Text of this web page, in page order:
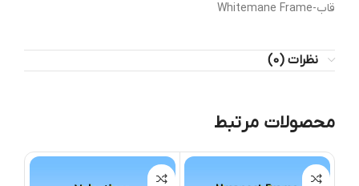
قاب-Whitemane Frame
نظرات (0)
محصولات مرتبط